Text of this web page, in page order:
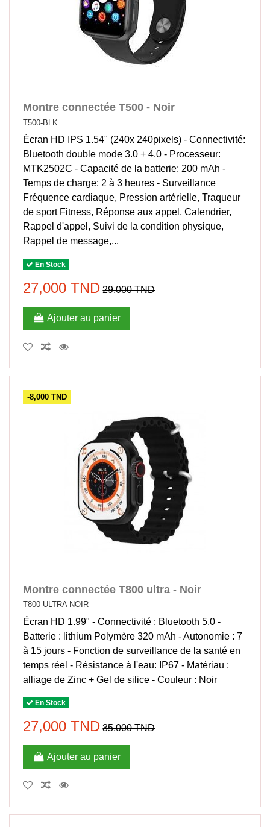
Montre connectée T500 - Noir
T500-BLK
Écran HD IPS 1.54" (240x 240pixels) - Connectivité:
Bluetooth double mode 3.0 + 4.0 - Processeur:
MTK2502C - Capacité de la batterie: 200 mAh -
Temps de charge: 2 à 3 heures - Surveillance
Fréquence cardiaque, Pression artérielle, Traqueur
de sport Fitness, Réponse aux appel, Calendrier,
Rappel d'appel, Suivi de la condition physique,
Rappel de message,...
En Stock
27,000 TND 29,000 TND
Ajouter au panier
-8,000 TND
Montre connectée T800 ultra - Noir
T800 ULTRA NOIR
Écran HD 1.99" - Connectivité : Bluetooth 5.0 -
Batterie : lithium Polymère 320 mAh - Autonomie : 7
à 15 jours - Fonction de surveillance de la santé en
temps réel - Résistance à l'eau: IP67 - Matériau :
alliage de Zinc + Gel de silice - Couleur : Noir
En Stock
27,000 TND 35,000 TND
Ajouter au panier